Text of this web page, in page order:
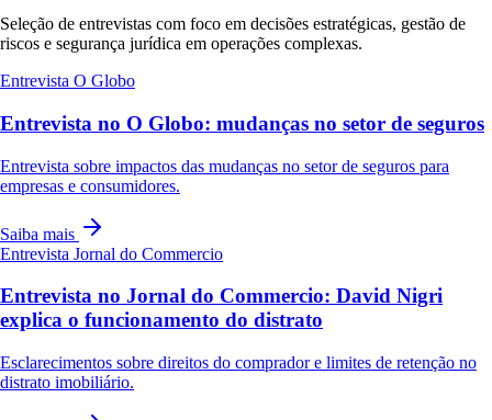
Seleção de entrevistas com foco em decisões estratégicas, gestão de
riscos e segurança jurídica em operações complexas.
Entrevista O Globo
Entrevista no O Globo: mudanças no setor de seguros
Entrevista sobre impactos das mudanças no setor de seguros para
empresas e consumidores.
Saiba mais
Entrevista Jornal do Commercio
Entrevista no Jornal do Commercio: David Nigri
explica o funcionamento do distrato
Esclarecimentos sobre direitos do comprador e limites de retenção no
distrato imobiliário.